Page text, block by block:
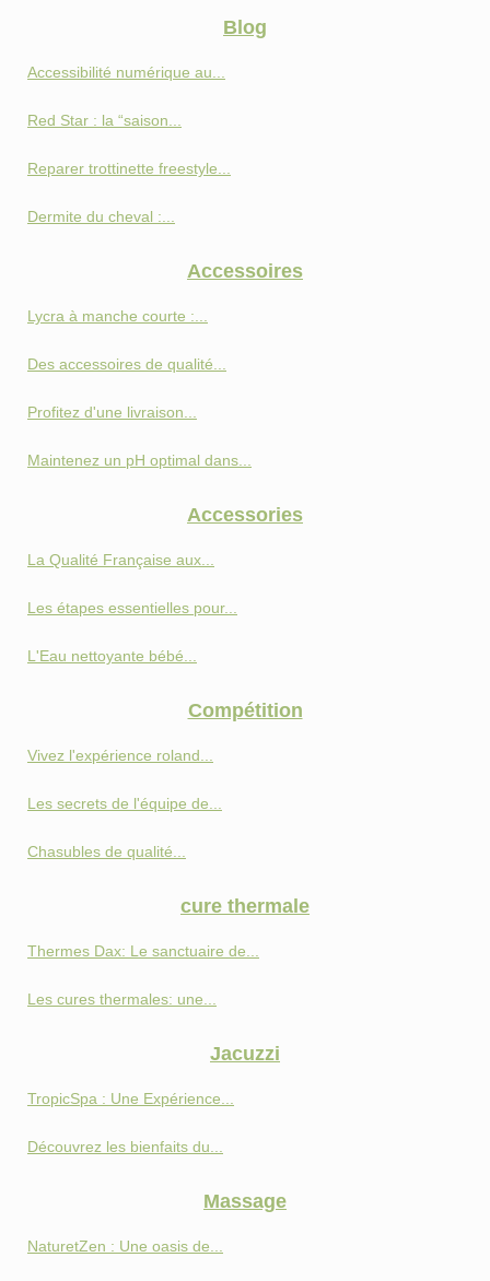
Blog
Accessibilité numérique au...
Red Star : la “saison...
Reparer trottinette freestyle...
Dermite du cheval :...
Accessoires
Lycra à manche courte :...
Des accessoires de qualité...
Profitez d'une livraison...
Maintenez un pH optimal dans...
Accessories
La Qualité Française aux...
Les étapes essentielles pour...
L'Eau nettoyante bébé...
Compétition
Vivez l'expérience roland...
Les secrets de l'équipe de...
Chasubles de qualité...
cure thermale
Thermes Dax: Le sanctuaire de...
Les cures thermales: une...
Jacuzzi
TropicSpa : Une Expérience...
Découvrez les bienfaits du...
Massage
NaturetZen : Une oasis de...